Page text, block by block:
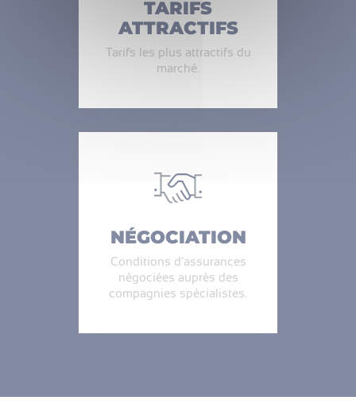
TARIFS
ATTRACTIFS
Tarifs les plus attractifs du
marché.
NÉGOCIATION
Conditions d’assurances
négociées auprès des
compagnies spécialistes.